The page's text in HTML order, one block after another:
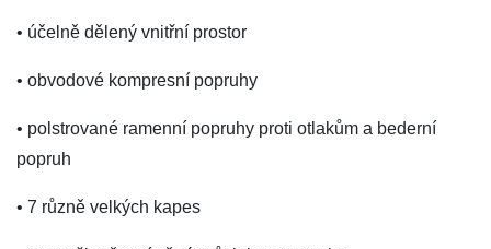
• účelně dělený vnitřní prostor
• obvodové kompresní popruhy
• polstrované ramenní popruhy proti otlakům a bederní
popruh
• 7 různě velkých kapes